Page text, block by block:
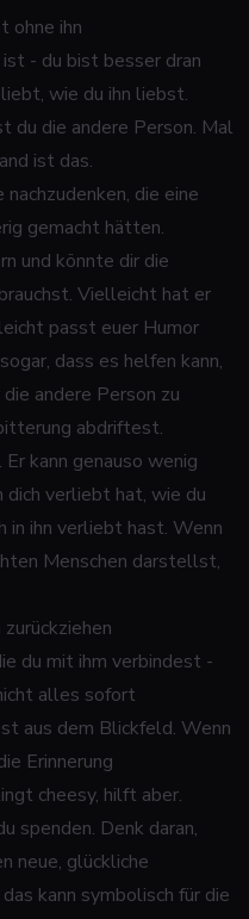
ohne ihn
- du bist besser dran
wie du ihn liebst.
du die andere Person. Mal
ist das.
die eine
gemacht hätten.
und könnte dir die
Vielleicht hat er
passt euer Humor
dass es helfen kann,
andere Person zu
abdriftest.
kann genauso wenig
dich verliebt hat, wie du
in ihn verliebt hast. Wenn
Menschen darstellst,
du mit ihm verbindest -
alles sofort
aus dem Blickfeld. Wenn
Erinnerung
cheesy, hilft aber.
spenden. Denk daran,
neue, glückliche
kann symbolisch für die